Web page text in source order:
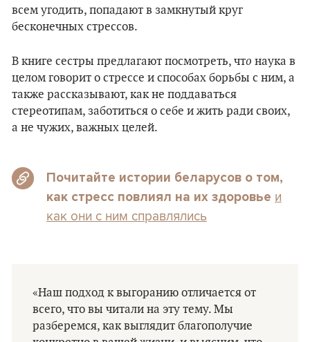
всем угодить, попадают в замкнутый круг
бесконечных стрессов.
В книге сестры предлагают посмотреть, что наука в
целом говорит о стрессе и способах борьбы с ним, а
также рассказывают, как не поддаваться
стереотипам, заботиться о себе и жить ради своих,
а не чужих, важных целей.
Почитайте истории беларусов о том,
как стресс повлиял на их здоровье и
как они с ним справлялись
«Наш подход к выгоранию отличается от
всего, что вы читали на эту тему. Мы
разберемся, как выглядит благополучие